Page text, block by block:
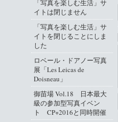
「写真を楽しむ生活」サ
イトは閉じません
「写真を楽しむ生活」サ
イトを閉じることにしま
した
ロベール・ドアノー写真
展「Les Leicas de
Doisneau」
御苗場 Vol.18 日本最大
級の参加型写真イベン
ト CP+2016と同時開催